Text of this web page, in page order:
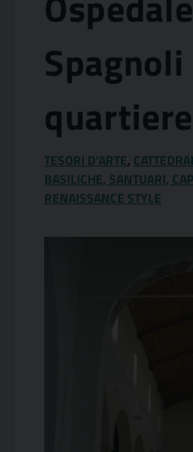
TESORI D'ARTE,
BASILICHE, SANTUARI,
RENAISSANCE STYLE